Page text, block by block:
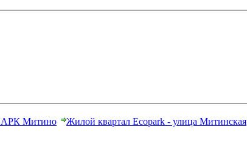
Митино Жилой квартал Ecopark - улица Митинская